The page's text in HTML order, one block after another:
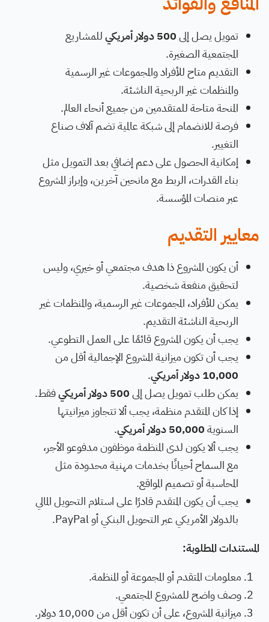
تمويل يصل إلى500 دولار أمريكي
للمشاريع
المجتمعية الصغيرة.
التقديم متاح للأفراد والمجموعات غير الرسمية
والمنظمات غير الربحية الناشئة.
المنحة متاحة للمتقدمين من جميع أنحاء العالم.
فرصة للانضمام إلى شبكة عالمية تضم آلاف صناع
التغيير.
إمكانية الحصول على دعم إضافي بعد التمويل مثل
بناء القدرات، الربط مع مانحين آخرين، وإبراز المشروع
عبر منصات المؤسسة.
معايير التقديم
أن يكون المشروع ذا هدف مجتمعي أو خيري، وليس
لتحقيق منفعة شخصية.
يمكن للأفراد، المجموعات غير الرسمية، والمنظمات غير
الربحية الناشئة التقديم.
يجب أن يكون المشروع قائمًا على العمل التطوعي.
يجب أن تكون ميزانية المشروع الإجمالية أقل من
10,000 دولار أمريكي
.
يمكن طلب تمويل يصل إلى500 دولار أمريكي
فقط.
إذا كان المتقدم منظمة، يجب ألا تتجاوز ميزانيتها
السنوية50,000 دولار أمريكي
.
يجب ألا يكون لدى المنظمة موظفون مدفوعو الأجر،
مع السماح أحيانًا بخدمات مهنية محدودة مثل
المحاسبة أو تصميم المواقع.
يجب أن يكون المتقدم قادرًا على استلام التحويل المالي
بالدولار الأمريكي عبر التحويل البنكي أو PayPal.
المستندات المطلوبة:
معلومات المتقدم أو المجموعة أو المنظمة.
وصف واضح للمشروع المجتمعي.
ميزانية المشروع، على أن تكون أقل من 10,000 دولار.